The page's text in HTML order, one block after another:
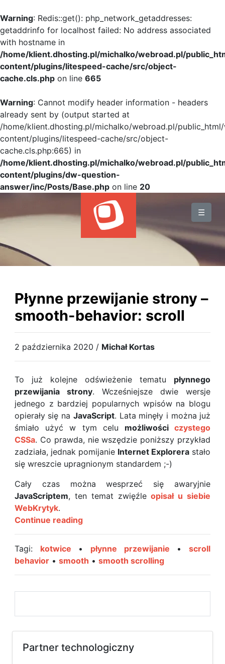
Warning: Redis::get(): php_network_getaddresses:
getaddrinfo for localhost failed: No address associated
with hostname in
/home/klient.dhosting.pl/michalko/webroad.pl/
content/plugins/litespeed-cache/src/object-
cache.cls.php on line 665
Warning: Cannot modify header information - headers
already sent by (output started at
/home/klient.dhosting.pl/michalko/webroad.pl/
content/plugins/litespeed-cache/src/object-
cache.cls.php:665) in
/home/klient.dhosting.pl/michalko/webroad.pl/
content/plugins/dw-question-
answer/inc/Posts/Base.php on line 20
☰
BLOG
WYDARZENIA
HOSTING
Płynne przewijanie strony –
smooth-behavior: scroll
2 października 2020 / Michał Kortas
To już kolejne odświeżenie tematu płynnego
przewijania strony. Wcześniejsze dwie wersje
jednego z bardziej popularnych wpisów na blogu
opierały się na JavaScript. Lata minęły i można już
śmiało użyć w tym celu możliwościczystego
CSSa. Co prawda, nie wszędzie poniższy przykład
zadziała, jednak pomijanie Internet Explorera stało
się wreszcie upragnionym standardem ;-)
Cały czas można wesprzeć się awaryjnie
JavaScriptem, ten temat zwięźleopisał u siebie
WebKrytyk.
Continue readingPłynne
przewijanie
strony
–
scroll
Tagi: kotwice • płynne przewijanie •scroll
behavior• smooth • smooth scrolling
Partner technologiczny